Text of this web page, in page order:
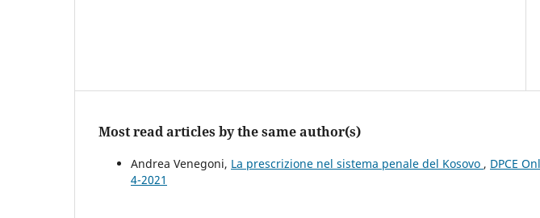
Most read articles by the same author(s)
Andrea Venegoni, La prescrizione nel sistema penale del Kosovo , DPCE
4-2021